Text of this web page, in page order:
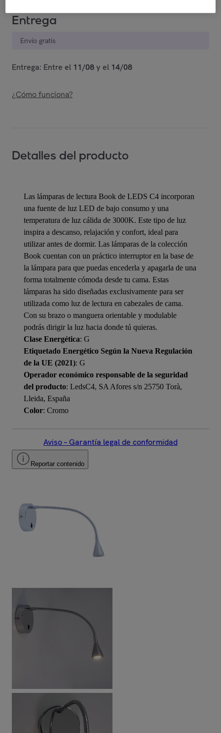
Entrega
Envío gratis
Entrega: Entre el 11/08y el 14/08
¿Cómo funciona?
Detalles del producto
Las lámparas de lectura Book de LEDS C4 incorporan
una fuente de luz LED de bajo consumo y una
temperatura de luz cálida de 3000K. Este tipo de luz
inspira a descanso, relajación y confort, ideal para
utilizar antes de dormir. Las lámparas de la colección
Book cuentan con un práctico interruptor en la base de
la lámpara para que puedas encederla y apagarla de una
forma totalmente cómoda desde tu cama. Estas
lámparas ha sido diseñadas exclusivamente para ser
utilizada como luz de lectura en cabezales de cama.
Con su brazo o manguera orientable y modulable
podrás dirigir la luz hacia donde tú quieras.
Clase Energética: G
Etiquetado Energético Según la Nueva Regulación
de la UE (2021): G
Operador económico responsable de la seguridad
del producto: LedsC4, SA Afores s/n 25750 Torà,
Lleida, España
Color: Cromo
Aviso – Garantía legal de conformidad
Reportar contenido